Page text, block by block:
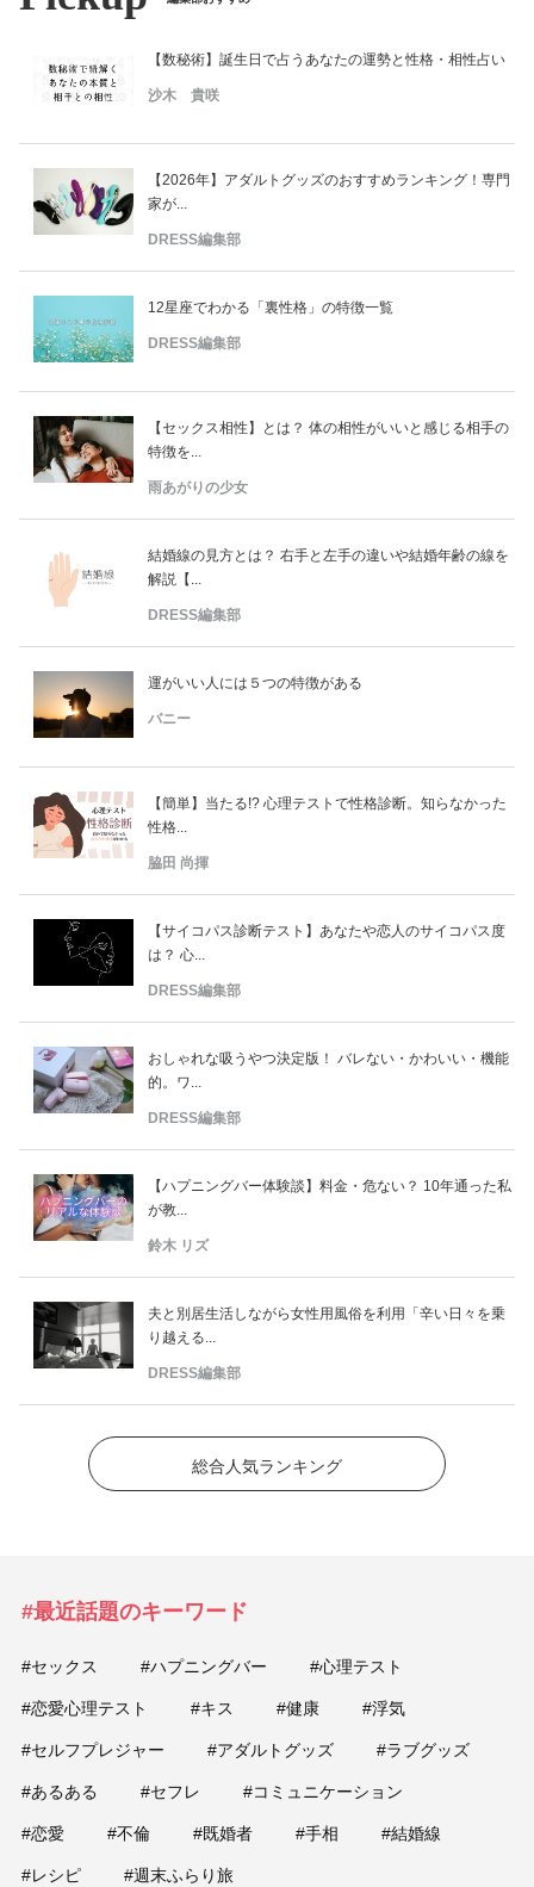
【数秘術】誕生日で占うあなたの運勢と性格・相性占い
沙木 貴咲
【2026年】アダルトグッズのおすすめランキング！専門
家が...
DRESS編集部
12星座でわかる「裏性格」の特徴一覧
DRESS編集部
【セックス相性】とは？ 体の相性がいいと感じる相手の
特徴を...
雨あがりの少女
結婚線の見方とは？ 右手と左手の違いや結婚年齢の線を
解説【...
DRESS編集部
運がいい人には５つの特徴がある
バニー
【簡単】当たる!? 心理テストで性格診断。知らなかった
性格...
脇田 尚揮
【サイコパス診断テスト】あなたや恋人のサイコパス度
は？ 心...
DRESS編集部
おしゃれな吸うやつ決定版！ バレない・かわいい・機能
的。ワ...
DRESS編集部
【ハプニングバー体験談】料金・危ない？ 10年通った私
が教...
鈴木 リズ
夫と別居生活しながら女性用風俗を利用「辛い日々を乗
り越える...
DRESS編集部
総合人気ランキング
#最近話題のキーワード
#セックス #ハプニングバー #心理テスト
#恋愛心理テスト #キス #健康 #浮気
#セルフプレジャー #アダルトグッズ #ラブグッズ
#あるある #セフレ #コミュニケーション
#恋愛 #不倫 #既婚者 #手相 #結婚線
#レシピ #週末ふらり旅